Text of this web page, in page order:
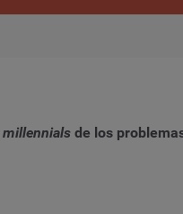
millennials de los